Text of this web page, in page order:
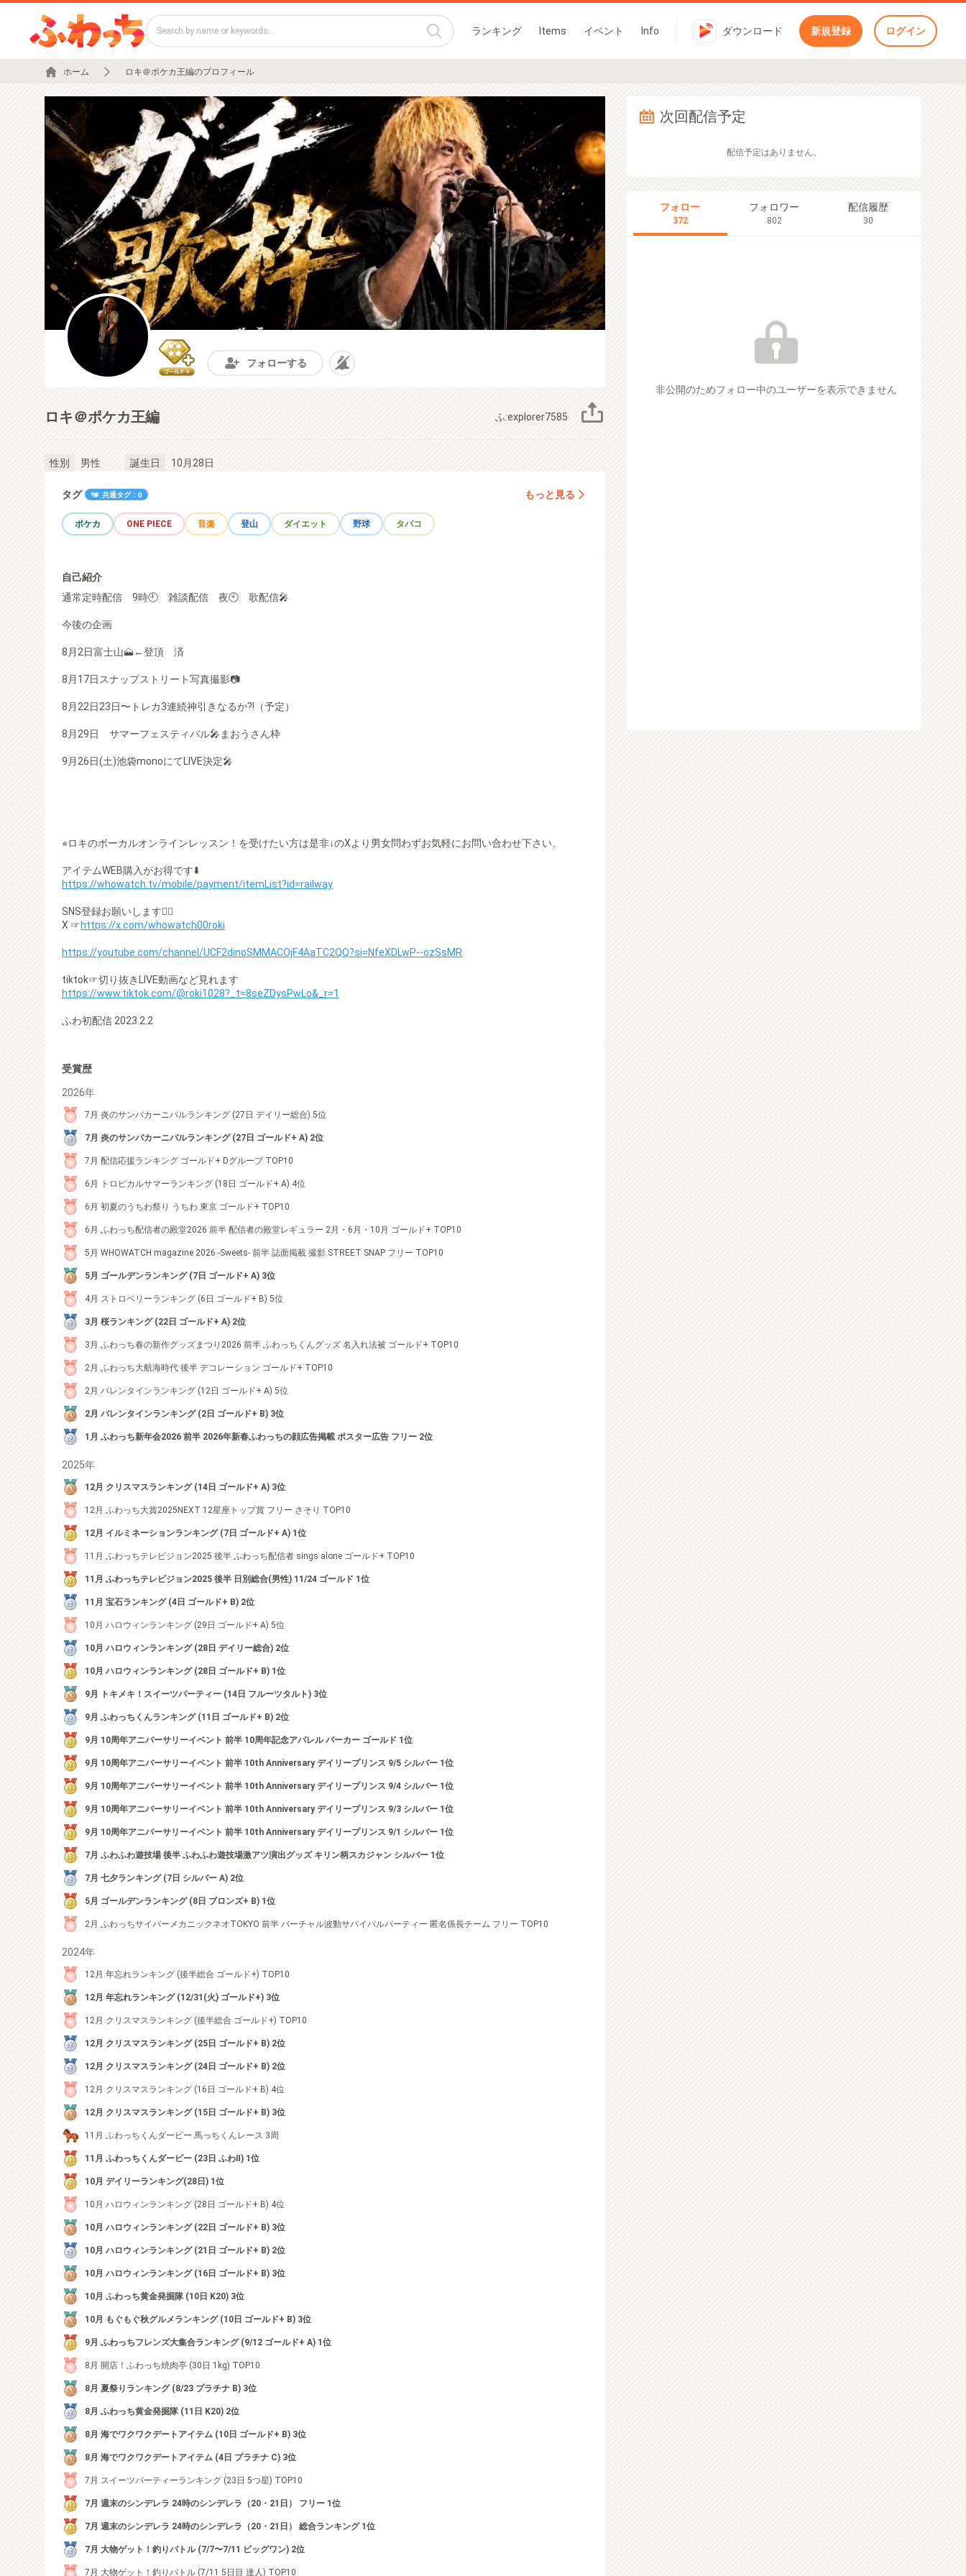
ランキング Items イベント Info ダウンロード 新規登録 ログイン
ホーム ロキ＠ポケカ王編のプロフィール
フォローする
ロキ＠ポケカ王編 ふ:explorer7585
性別 男性 誕生日 10月28日
タグ 共通タグ：0 もっと見る
ポケカ ONE PIECE 音楽 登山 ダイエット 野球 タバコ
自己紹介
通常定時配信 9時🕘 雑談配信 夜🕙 歌配信🎤
今後の企画
8月2日富士山🗻←登頂 済
8月17日スナップストリート写真撮影📷
8月22日23日〜トレカ3連続神引きなるか⁈（予定）
8月29日 サマーフェスティバル🎤まおうさん枠
9月26日(土)池袋monoにてLIVE決定🎤
⭐︎ロキのボーカルオンラインレッスン！を受けたい方は是非↓のXより男女問わずお気軽にお問い合わせ下さい。
アイテムWEB購入がお得です⬇️
https://whowatch.tv/mobile/payment/itemList?id=railway
SNS登録お願いします🙇‍♂️
X ☞https://x.com/whowatch00roki
https://youtube.com/channel/UCF2dinoSMMACOjF4AaTC2QQ?si=NfeXDLwP--ozSsMR
tiktok☞切り抜きLIVE動画など見れます
https://www.tiktok.com/@roki1028?_t=8seZDysPwLo&_r=1
ふわ初配信 2023.2.2
受賞歴
2026年
7月 炎のサンバカーニバルランキング (27日 デイリー総合) 5位
7月 炎のサンバカーニバルランキング (27日 ゴールド+ A) 2位
7月 配信応援ランキング ゴールド+ Dグループ TOP10
6月 トロピカルサマーランキング (18日 ゴールド+ A) 4位
6月 初夏のうちわ祭り うちわ 東京 ゴールド+ TOP10
6月 ふわっち配信者の殿堂2026 前半 配信者の殿堂レギュラー 2月・6月・10月 ゴールド+ TOP10
5月 WHOWATCH magazine 2026 -Sweets- 前半 誌面掲載 撮影 STREET SNAP フリー TOP10
5月 ゴールデンランキング (7日 ゴールド+ A) 3位
4月 ストロベリーランキング (6日 ゴールド+ B) 5位
3月 桜ランキング (22日 ゴールド+ A) 2位
3月 ふわっち春の新作グッズまつり2026 前半 ふわっちくんグッズ 名入れ法被 ゴールド+ TOP10
2月 ふわっち大航海時代 後半 デコレーション ゴールド+ TOP10
2月 バレンタインランキング (12日 ゴールド+ A) 5位
2月 バレンタインランキング (2日 ゴールド+ B) 3位
1月 ふわっち新年会2026 前半 2026年新春ふわっちの顔広告掲載 ポスター広告 フリー 2位
2025年
12月 クリスマスランキング (14日 ゴールド+ A) 3位
12月 ふわっち大賞2025NEXT 12星座トップ賞 フリー さそり TOP10
12月 イルミネーションランキング (7日 ゴールド+ A) 1位
11月 ふわっちテレビジョン2025 後半 ふわっち配信者 sings alone ゴールド+ TOP10
11月 ふわっちテレビジョン2025 後半 日別総合(男性) 11/24 ゴールド 1位
11月 宝石ランキング (4日 ゴールド+ B) 2位
10月 ハロウィンランキング (29日 ゴールド+ A) 5位
10月 ハロウィンランキング (28日 デイリー総合) 2位
10月 ハロウィンランキング (28日 ゴールド+ B) 1位
9月 トキメキ！スイーツパーティー (14日 フルーツタルト) 3位
9月 ふわっちくんランキング (11日 ゴールド+ B) 2位
9月 10周年アニバーサリーイベント 前半 10周年記念アパレル パーカー ゴールド 1位
9月 10周年アニバーサリーイベント 前半 10th Anniversary デイリープリンス 9/5 シルバー 1位
9月 10周年アニバーサリーイベント 前半 10th Anniversary デイリープリンス 9/4 シルバー 1位
9月 10周年アニバーサリーイベント 前半 10th Anniversary デイリープリンス 9/3 シルバー 1位
9月 10周年アニバーサリーイベント 前半 10th Anniversary デイリープリンス 9/1 シルバー 1位
7月 ふわふわ遊技場 後半 ふわふわ遊技場激アツ演出グッズ キリン柄スカジャン シルバー 1位
7月 七夕ランキング (7日 シルバー A) 2位
5月 ゴールデンランキング (8日 ブロンズ+ B) 1位
2月 ふわっちサイバーメカニックネオTOKYO 前半 バーチャル波動サバイバルパーティー 匿名係長チーム フリー TOP10
2024年
12月 年忘れランキング (後半総合 ゴールド+) TOP10
12月 年忘れランキング (12/31(火) ゴールド+) 3位
12月 クリスマスランキング (後半総合 ゴールド+) TOP10
12月 クリスマスランキング (25日 ゴールド+ B) 2位
12月 クリスマスランキング (24日 ゴールド+ B) 2位
12月 クリスマスランキング (16日 ゴールド+ B) 4位
12月 クリスマスランキング (15日 ゴールド+ B) 3位
11月 ふわっちくんダービー 馬っちくんレース 3周
11月 ふわっちくんダービー (23日 ふわⅡ) 1位
10月 デイリーランキング(28日) 1位
10月 ハロウィンランキング (28日 ゴールド+ B) 4位
10月 ハロウィンランキング (22日 ゴールド+ B) 3位
10月 ハロウィンランキング (21日 ゴールド+ B) 2位
10月 ハロウィンランキング (16日 ゴールド+ B) 3位
10月 ふわっち黄金発掘隊 (10日 K20) 3位
10月 もぐもぐ秋グルメランキング (10日 ゴールド+ B) 3位
9月 ふわっちフレンズ大集合ランキング (9/12 ゴールド+ A) 1位
8月 開店！ふわっち焼肉亭 (30日 1kg) TOP10
8月 夏祭りランキング (8/23 プラチナ B) 3位
8月 ふわっち黄金発掘隊 (11日 K20) 2位
8月 海でワクワクデートアイテム (10日 ゴールド+ B) 3位
8月 海でワクワクデートアイテム (4日 プラチナ C) 3位
7月 スイーツパーティーランキング (23日 5つ星) TOP10
7月 週末のシンデレラ 24時のシンデレラ（20・21日） フリー 1位
7月 週末のシンデレラ 24時のシンデレラ（20・21日） 総合ランキング 1位
7月 大物ゲット！釣りバトル (7/7〜7/11 ビッグワン) 2位
7月 大物ゲット！釣りバトル (7/11 5日目 達人) TOP10
次回配信予定
配信予定はありません。
フォロー
372
フォロワー
802
配信履歴
30
非公開のためフォロー中のユーザーを表示できません